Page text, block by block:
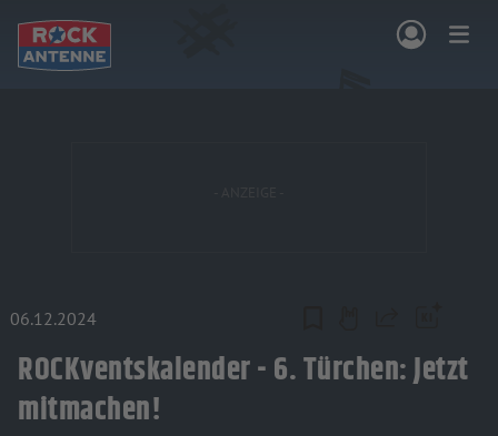
06.12.2024
ROCKventskalender - 6. Türchen: Jetzt
mitmachen!